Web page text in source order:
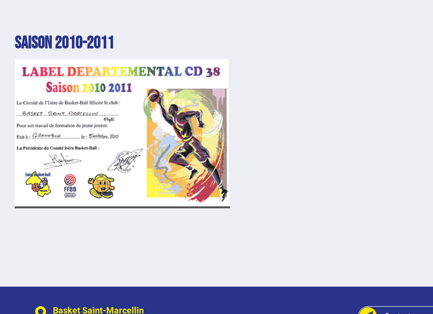
SAISON 2010-2011
Basket Saint-Marcellin